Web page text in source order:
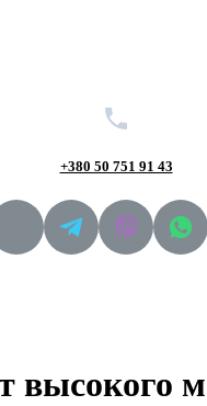
+380 50 751 91 43
высокого